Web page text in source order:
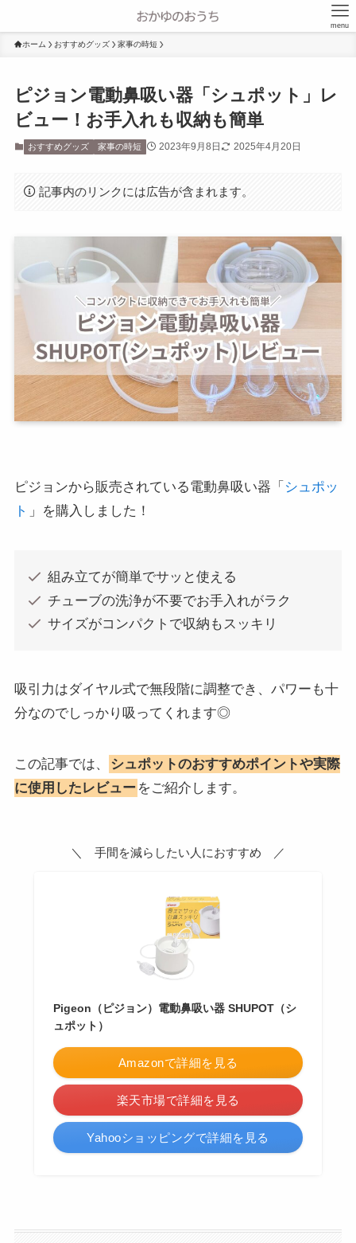
menu
ホーム おすすめグッズ 家事の時短
ピジョン電動鼻吸い器「シュポット」レ
ビュー！お手入れも収納も簡単
おすすめグッズ 家事の時短 2023年9月8日 2025年4月20日
記事内のリンクには広告が含まれます。
ピジョンから販売されている電動鼻吸い器「 シュポッ
ト 」を購入しました！
組み立てが簡単でサッと使える
チューブの洗浄が不要でお手入れがラク
サイズがコンパクトで収納もスッキリ
吸引力はダイヤル式で無段階に調整でき、パワーも十
分なのでしっかり吸ってくれます◎
この記事では、
シュポットのおすすめポイントや実際
に使用したレビュー をご紹介します。
＼ 手間を減らしたい人におすすめ ／
Pigeon（ピジョン）電動鼻吸い器 SHUPOT（シ
ュポット）
Amazonで詳細を見る
楽天市場で詳細を見る
Yahooショッピングで詳細を見る